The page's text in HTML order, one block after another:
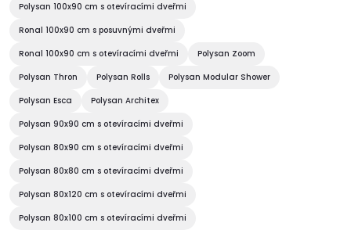
Polysan 100x90 cm s otevíracími dveřmi
Ronal 100x90 cm s posuvnými dveřmi
Ronal 100x90 cm s otevíracími dveřmi
Polysan Zoom
Polysan Thron
Polysan Rolls
Polysan Modular Shower
Polysan Esca
Polysan Architex
Polysan 90x90 cm s otevíracími dveřmi
Polysan 80x90 cm s otevíracími dveřmi
Polysan 80x80 cm s otevíracími dveřmi
Polysan 80x120 cm s otevíracími dveřmi
Polysan 80x100 cm s otevíracími dveřmi